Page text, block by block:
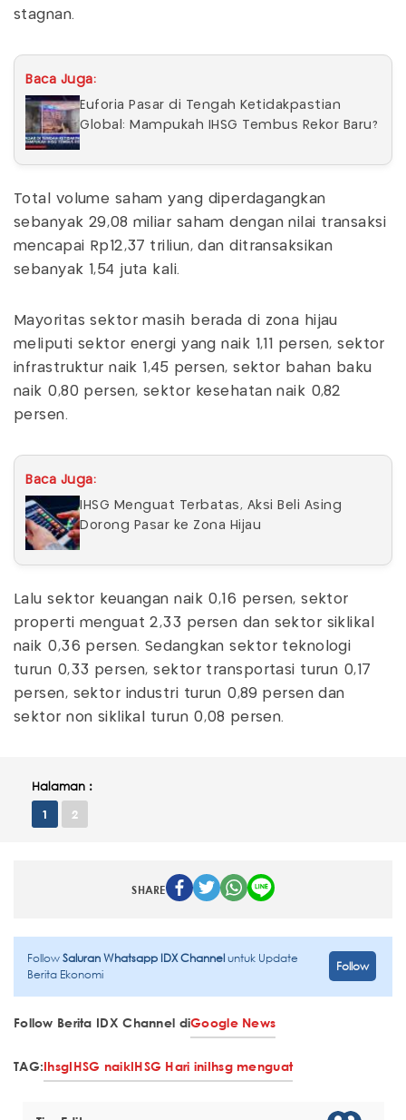
stagnan.
Baca Juga:
Euforia Pasar di Tengah Ketidakpastian
Global: Mampukah IHSG Tembus Rekor Baru?
Total volume saham yang diperdagangkan
sebanyak 29,08 miliar saham dengan nilai transaksi
mencapai Rp12,37 triliun, dan ditransaksikan
sebanyak 1,54 juta kali.
Mayoritas sektor masih berada di zona hijau
meliputi sektor energi yang naik 1,11 persen, sektor
infrastruktur naik 1,45 persen, sektor bahan baku
naik 0,80 persen, sektor kesehatan naik 0,82
persen.
Baca Juga:
IHSG Menguat Terbatas, Aksi Beli Asing
Dorong Pasar ke Zona Hijau
Lalu sektor keuangan naik 0,16 persen, sektor
properti menguat 2,33 persen dan sektor siklikal
naik 0,36 persen. Sedangkan sektor teknologi
turun 0,33 persen, sektor transportasi turun 0,17
persen, sektor industri turun 0,89 persen dan
sektor non siklikal turun 0,08 persen.
Halaman :
1 2
SHARE
FollowSaluran Whatsapp IDX Channeluntuk Update
Berita Ekonomi
Follow
Follow Berita IDX Channel diGoogle News
TAG:IhsgIHSG naikIHSG Hari iniIhsg menguat